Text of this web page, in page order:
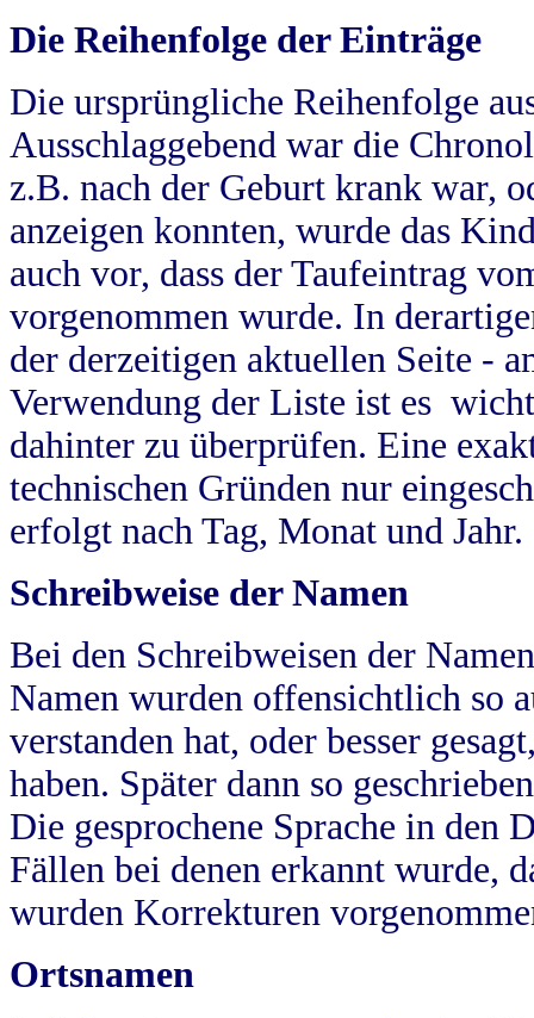
Die Reihenfolge der Einträge
Die ursprüngliche Reihenfolge
Ausschlaggebend war die
z.B. nach der Geburt krank war,
anzeigen konnten, wurde das
auch vor, dass der Taufeintrag
vorgenommen wurde. In
der derzeitigen aktuellen Seite -
Verwendung der Liste ist es
dahinter zu überprüfen. Eine
technischen Gründen nur
erfolgt nach Tag, Monat und Jahr.
Schreibweise der Namen
Bei den Schreibweisen der
Namen wurden offensichtlich so
verstanden hat, oder besser
haben. Später dann so
Die gesprochene Sprache in
Fällen bei denen erkannt wurde,
wurden Korrekturen
Ortsnamen